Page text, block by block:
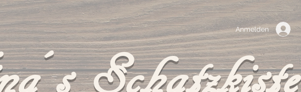
Anmelden
Schatzkiste